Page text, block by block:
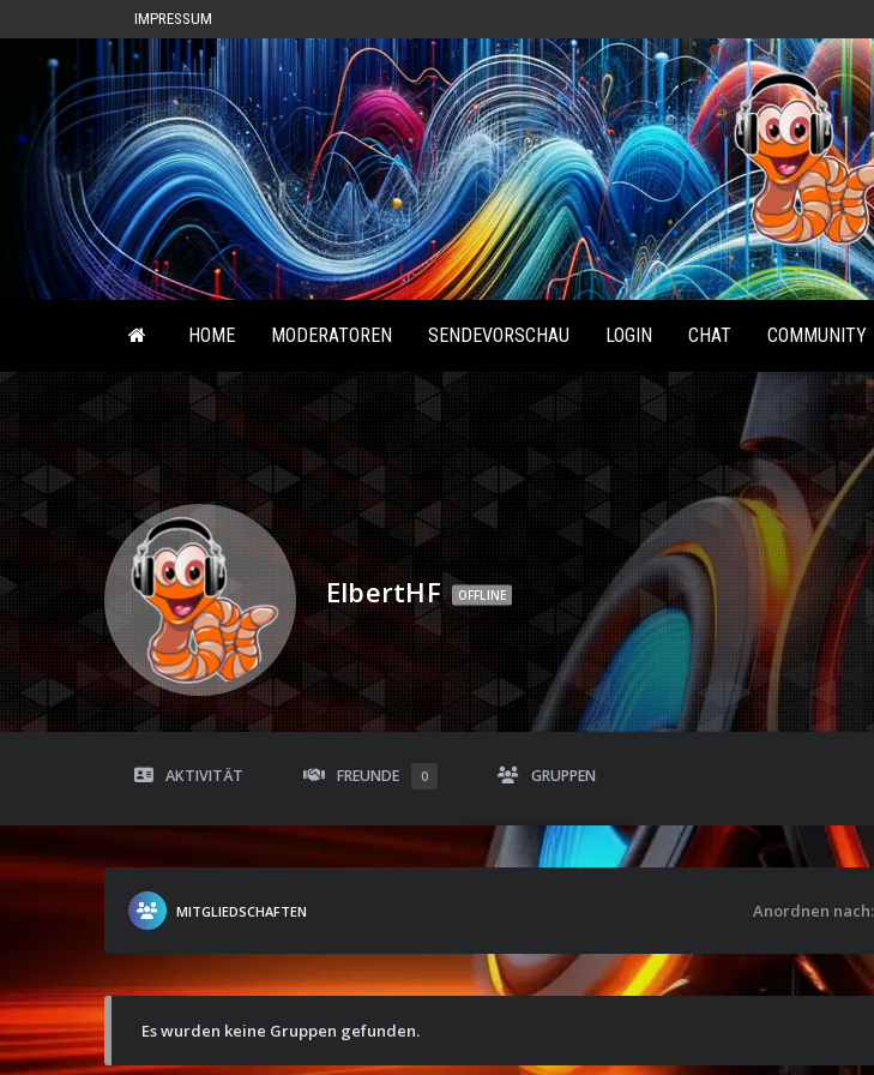
IMPRESSUM
Radio
Waterlu
HOME MODERATOREN SENDEVORSCHAU LOGIN CHAT COMMUNITY
ElbertHF OFFLINE
AKTIVITÄT FREUNDE 0 GRUPPEN
MITGLIEDSCHAFTEN Anordnen nach:
Es wurden keine Gruppen gefunden.